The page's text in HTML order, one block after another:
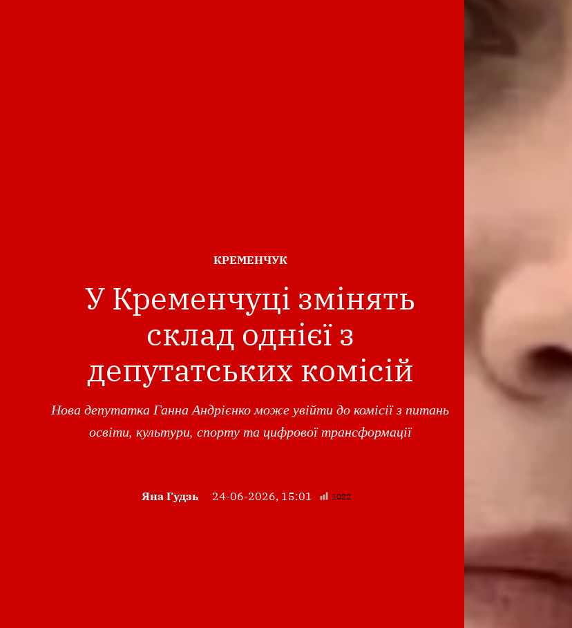
ОПУБЛІКОВАНО
КРЕМЕНЧУК
У Кременчуці змінять
склад однієї з
депутатських комісій
Нова депутатка Ганна Андрієнко може увійти до комісії з питань
освіти, культури, спорту та цифрової трансформації
Яна Гудзь 24-06-2026, 15:01 1022